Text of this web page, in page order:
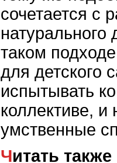
сочетается с
натурального
таком
для детского
испытывать
коллективе, и
умственные
Читать также